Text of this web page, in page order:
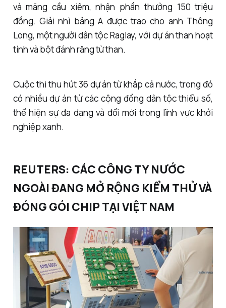
và mãng cầu xiêm, nhận phần thưởng 150 triệu
đồng. Giải nhì bảng A được trao cho anh Thông
Long, một người dân tộc Raglay, với dự án than hoạt
tính và bột đánh răng từ than.
Cuộc thi thu hút 36 dự án từ khắp cả nước, trong đó
có nhiều dự án từ các cộng đồng dân tộc thiểu số,
thể hiện sự đa dạng và đổi mới trong lĩnh vực khởi
nghiệp xanh.
REUTERS: CÁC CÔNG TY NƯỚC
NGOÀI ĐANG MỞ RỘNG KIỂM THỬ VÀ
ĐÓNG GÓI CHIP TẠI VIỆT NAM